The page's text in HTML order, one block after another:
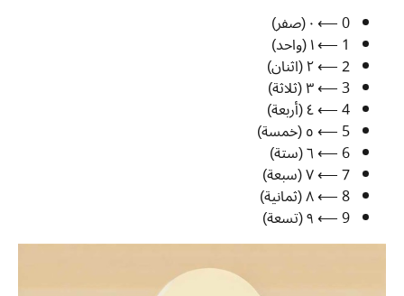
0 ⟵ ٠ (صفر)
1 ⟵ ١ (واحد)
2 ⟵ ٢ (اثنان)
3 ⟵ ٣ (ثلاثة)
4 ⟵ ٤ (أربعة)
5 ⟵ ٥ (خمسة)
6 ⟵ ٦ (ستة)
7 ⟵ ٧ (سبعة)
8 ⟵ ٨ (ثمانية)
9 ⟵ ٩ (تسعة)